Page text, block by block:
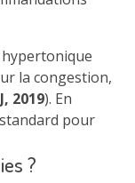
la congestion,
2019). En
pour
?